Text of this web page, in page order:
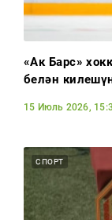
«Ак Барс»
белән
15 Июль 2026,
СПОРТ